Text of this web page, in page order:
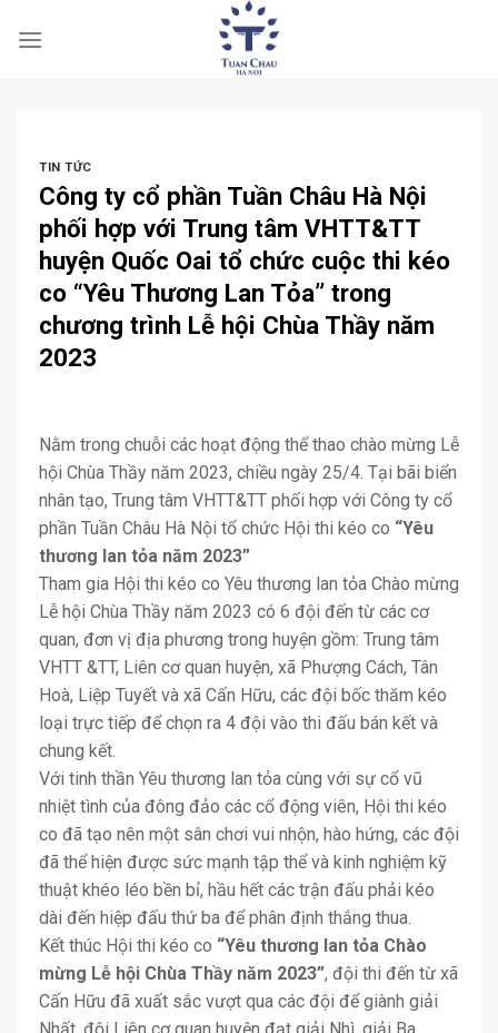
TIN TỨC
Công ty cổ phần Tuần Châu Hà Nội
phối hợp với Trung tâm VHTT&TT
huyện Quốc Oai tổ chức cuộc thi kéo
co “Yêu Thương Lan Tỏa” trong
chương trình Lễ hội Chùa Thầy năm
2023
Nằm trong chuỗi các hoạt động thể thao chào mừng Lễ
hội Chùa Thầy năm 2023, chiều ngày 25/4. Tại bãi biển
nhân tạo, Trung tâm VHTT&TT phối hợp với Công ty cổ
phần Tuần Châu Hà Nội tổ chức Hội thi kéo co “Yêu
thương lan tỏa năm 2023”
Tham gia Hội thi kéo co Yêu thương lan tỏa Chào mừng
Lễ hội Chùa Thầy năm 2023 có 6 đội đến từ các cơ
quan, đơn vị địa phương trong huyện gồm: Trung tâm
VHTT &TT, Liên cơ quan huyện, xã Phượng Cách, Tân
Hoà, Liệp Tuyết và xã Cấn Hữu, các đội bốc thăm kéo
loại trực tiếp để chọn ra 4 đội vào thi đấu bán kết và
chung kết.
Với tinh thần Yêu thương lan tỏa cùng với sự cổ vũ
nhiệt tình của đông đảo các cổ động viên, Hội thi kéo
co đã tạo nên một sân chơi vui nhộn, hào hứng, các đội
đã thể hiện được sức mạnh tập thể và kinh nghiệm kỹ
thuật khéo léo bền bỉ, hầu hết các trận đấu phải kéo
dài đến hiệp đấu thứ ba để phân định thắng thua.
Kết thúc Hội thi kéo co “Yêu thương lan tỏa Chào
mừng Lễ hội Chùa Thầy năm 2023”, đội thi đến từ xã
Cấn Hữu đã xuất sắc vượt qua các đội để giành giải